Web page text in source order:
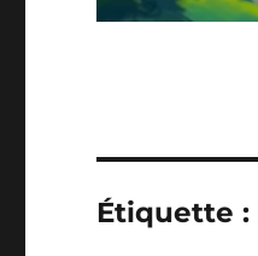
Étiquette :